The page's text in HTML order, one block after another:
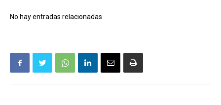
No hay entradas relacionadas